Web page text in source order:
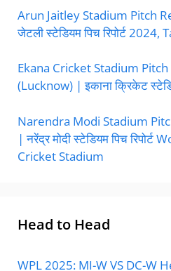
Arun Jaitley Stadium Pitch
जेटली स्टेडियम पिच रिपोर्ट
Ekana Cricket Stadium
(Lucknow) | इकाना क्रिकेट
Narendra Modi Stadium
| नरेंद्र मोदी स्टेडियम पिच
Cricket Stadium
Head to Head
WPL 2025: MI-W VS DC-W